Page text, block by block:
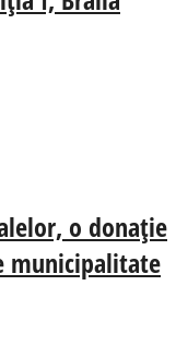
o donație
municipalitate